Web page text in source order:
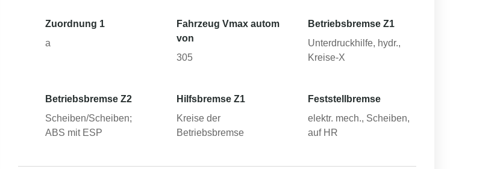
Zuordnung 1
a
Fahrzeug Vmax autom
von
305
Betriebsbremse Z1
Unterdruckhilfe, hydr.,
Kreise-X
Betriebsbremse Z2
Scheiben/Scheiben;
ABS mit ESP
Hilfsbremse Z1
Kreise der
Betriebsbremse
Feststellbremse
elektr. mech., Scheiben,
auf HR